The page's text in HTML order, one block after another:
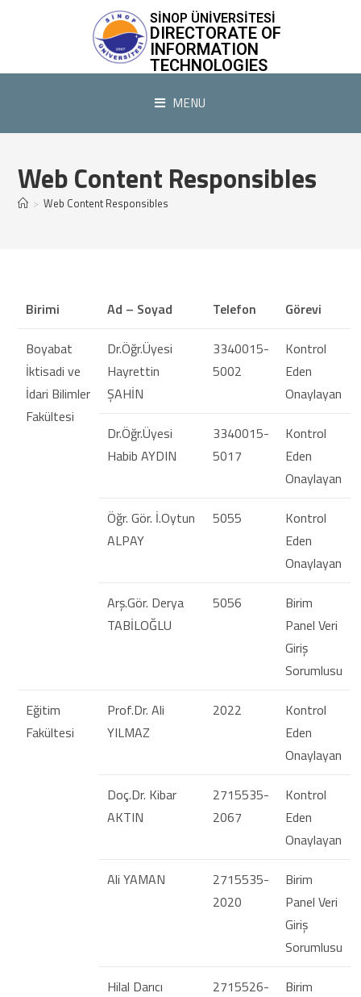
SİNOP ÜNİVERSİTESİ
DIRECTORATE OF
INFORMATION
TECHNOLOGIES
MENU
Web Content Responsibles
> Web Content Responsibles
Birimi Ad – Soyad Telefon Görevi
Boyabat
İktisadi ve
İdari Bilimler
Fakültesi
Dr.Öğr.Üyesi
Hayrettin
ŞAHİN
3340015-
5002
Kontrol
Eden
Onaylayan
Dr.Öğr.Üyesi
Habib AYDIN
3340015-
5017
Kontrol
Eden
Onaylayan
Öğr. Gör. İ.Oytun
ALPAY
5055
Kontrol
Eden
Onaylayan
Arş.Gör. Derya
TABİLOĞLU
5056
Birim
Panel Veri
Giriş
Sorumlusu
Eğitim
Fakültesi
Prof.Dr. Ali
YILMAZ
2022
Kontrol
Eden
Onaylayan
Doç.Dr. Kibar
AKTIN
2715535-
2067
Kontrol
Eden
Onaylayan
Ali YAMAN
2715535-
2020
Birim
Panel Veri
Giriş
Sorumlusu
Hilal Darıcı
2715526-
Birim